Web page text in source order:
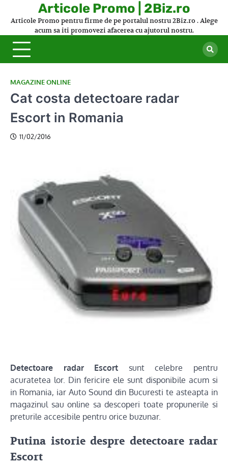
Articole Promo | 2Biz.ro
Articole Promo pentru firme de pe portalul nostru 2Biz.ro . Alege
acum sa iti promovezi afacerea cu ajutorul nostru.
MAGAZINE ONLINE
Cat costa detectoare radar
Escort in Romania
11/02/2016
Detectoare radar Escort sunt celebre pentru
acuratetea lor. Din fericire ele sunt disponibile acum si
in Romania, iar Auto Sound din Bucuresti te asteapta in
magazinul sau online sa descoperi toate propunerile si
preturile accesibile pentru orice buzunar.
Putina istorie despre detectoare radar
Escort